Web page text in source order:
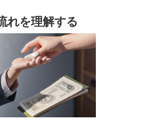
れを理解する